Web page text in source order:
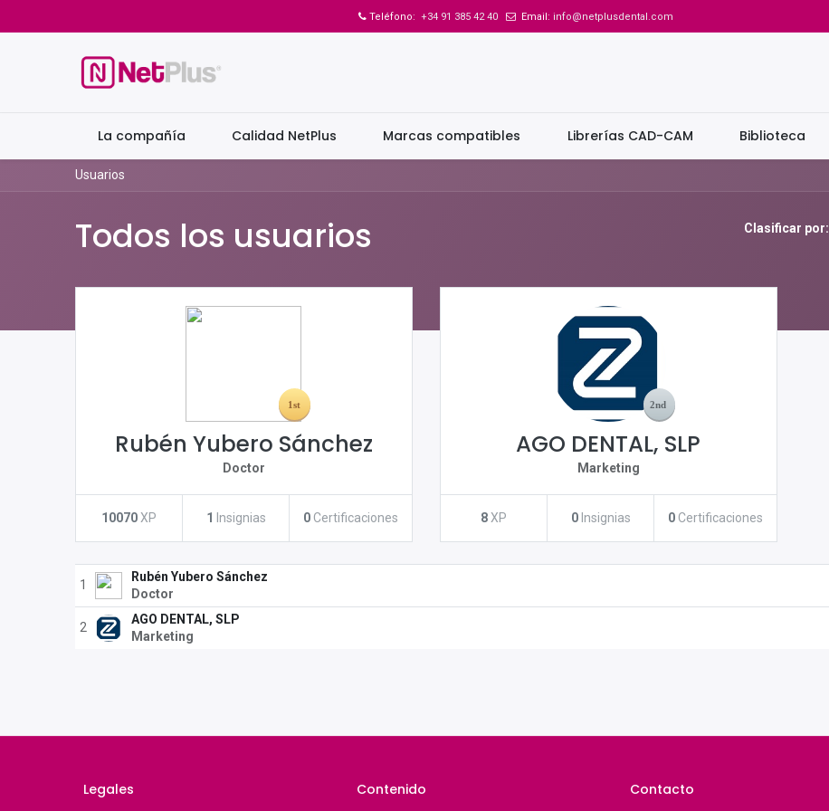
Teléfono: +34 91 385 42 40 Email: info@netplusdental.com
La compañía Calidad NetPlus Marcas compatibles Librerías CAD-CAM Biblioteca
Usuarios
Todos los usuarios Clasificar por:
Rubén Yubero Sánchez
Doctor
10070XP 1 Insignias 0 Certificaciones
AGO DENTAL, SLP
Marketing
8XP 0 Insignias 0 Certificaciones
1
Rubén Yubero Sánchez
Doctor
2
AGO DENTAL, SLP
Marketing
Legales Contenido Contacto